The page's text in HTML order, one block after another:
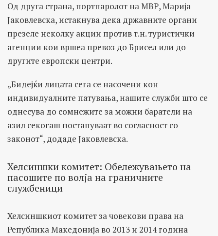
Од друга страна, портпаролот на МВР, Марија
Јаковлевска, истакнува дека државните органи
презеле неколку акции против т.н. туристички
агенции кои вршеа превоз до Брисел или до
другите европски центри.
„Бидејќи лицата сега се насочени кон
индивидуалните патувања, нашите служби што се
однесува до сомнежите за можни баратели на
азил секогаш постапуваат во согласност со
законот“, додаде Јаковлевска.
Хелсиншки комитет: Обележувањето на
пасошите по волја на граничните
службеници
Хелсиншкиот комитет за човекови права на
Република Македонија во 2013 и 2014 година